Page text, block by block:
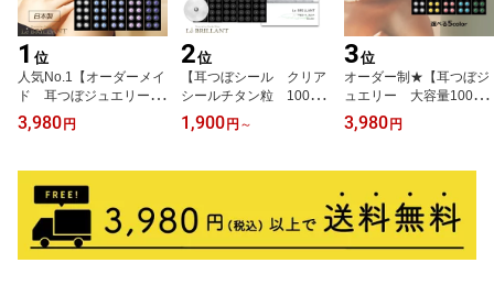
1 位
人気No.1【オーダーメイ
ド 耳つぼジュエリー
大容量100粒】カラー・
サイズが選べる/チタン
耳つぼマッサージ/リフト
アップ/国内産/サロン/耳
つぼダイエット/耳ツボジ
ュエリー/肩こり/耳つぼ
ピアス/LM5C/日本製
3,980 円
2位
【耳つぼシール クリア
シールチタン粒 100粒/
200粒】【安心の国内
産】【全身にも使える】
イエット シール/耳ツボ
ー シール/透明/リフト
アップ/目立たない/ダイ
エット/日本製シール
1,900 円 ～
3位
オーダー制★【耳つぼジ
ュエリー 大容量100
粒】クリスタルガラス使
用！選べる色・サイズ/チ
9・SS12・SS16/耳ツボ
ジュエリー/耳つぼシー
ル ダイエット/耳ツボダ
イエット/耳つぼダイエッ
ト/マッサージ/神門/テレ
ビで紹介
3,980 円